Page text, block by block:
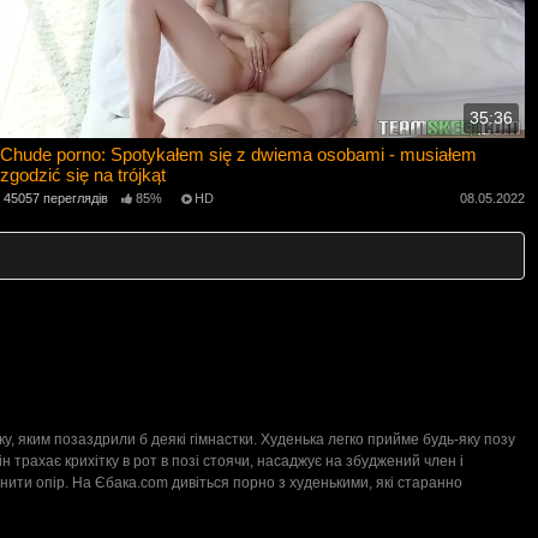
35:36
Chude porno: Spotykałem się z dwiema osobami - musiałem
zgodzić się na trójkąt
45057 переглядів 85% HD 08.05.2022
яким позаздрили б деякі гімнастки. Худенька легко прийме будь-яку позу
трахає крихітку в рот в позі стоячи, насаджує на збуджений член і
опір. На Єбака.com дивіться порно з худенькими, які старанно